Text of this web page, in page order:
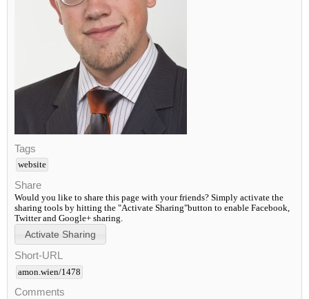
Tags
website
Share
Would you like to share this page with your friends? Simply activate the
sharing tools by hitting the "Activate Sharing"button to enable Facebook,
Twitter and Google+ sharing.
Short-URL
amon.wien/1478
Comments